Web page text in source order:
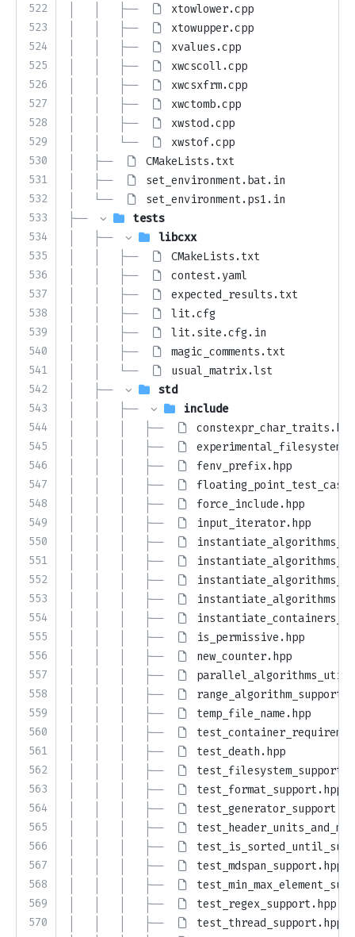
522
523
524
525
526
527
528
529
530
531
532
533
534
535
536
537
538
539
540
541
542
543
544
545
546
547
548
549
550
551
552
553
554
555
556
557
558
559
560
561
562
563
564
565
566
567
568
569
570
│   │   ├──
xtowlower.cpp
│   │   ├──
xtowupper.cpp
│   │   ├──
xvalues.cpp
│   │   ├──
xwcscoll.cpp
│   │   ├──
xwcsxfrm.cpp
│   │   ├──
xwctomb.cpp
│   │   ├──
xwstod.cpp
│   │   └──
xwstof.cpp
│   ├──
CMakeLists.txt
│   ├──
set_environment.bat.in
│   └──
set_environment.ps1.in
├──
tests
│   ├──
libcxx
│   │   ├──
CMakeLists.txt
│   │   ├──
contest.yaml
│   │   ├──
expected_results.txt
│   │   ├──
lit.cfg
│   │   ├──
lit.site.cfg.in
│   │   ├──
magic_comments.txt
│   │   └──
usual_matrix.lst
│   ├──
std
│   │   ├──
include
│   │   │   ├──
constexpr_char_traits.hpp
│   │   │   ├──
│   │   │   ├──
fenv_prefix.hpp
│   │   │   ├──
│   │   │   ├──
force_include.hpp
│   │   │   ├──
input_iterator.hpp
│   │   │   ├──
│   │   │   ├──
│   │   │   ├──
│   │   │   ├──
│   │   │   ├──
│   │   │   ├──
is_permissive.hpp
│   │   │   ├──
new_counter.hpp
│   │   │   ├──
│   │   │   ├──
│   │   │   ├──
temp_file_name.hpp
│   │   │   ├──
│   │   │   ├──
test_death.hpp
│   │   │   ├──
│   │   │   ├──
test_format_support.hpp
│   │   │   ├──
│   │   │   ├──
│   │   │   ├──
│   │   │   ├──
test_mdspan_support.hpp
│   │   │   ├──
│   │   │   ├──
test_regex_support.hpp
│   │   │   ├──
test_thread_support.hpp